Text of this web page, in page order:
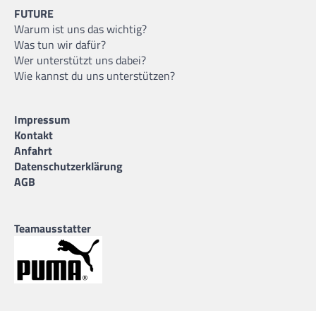
FUTURE
Warum ist uns das wichtig?
Was tun wir dafür?
Wer unterstützt uns dabei?
Wie kannst du uns unterstützen?
Impressum
Kontakt
Anfahrt
Datenschutzerklärung
AGB
Teamausstatter